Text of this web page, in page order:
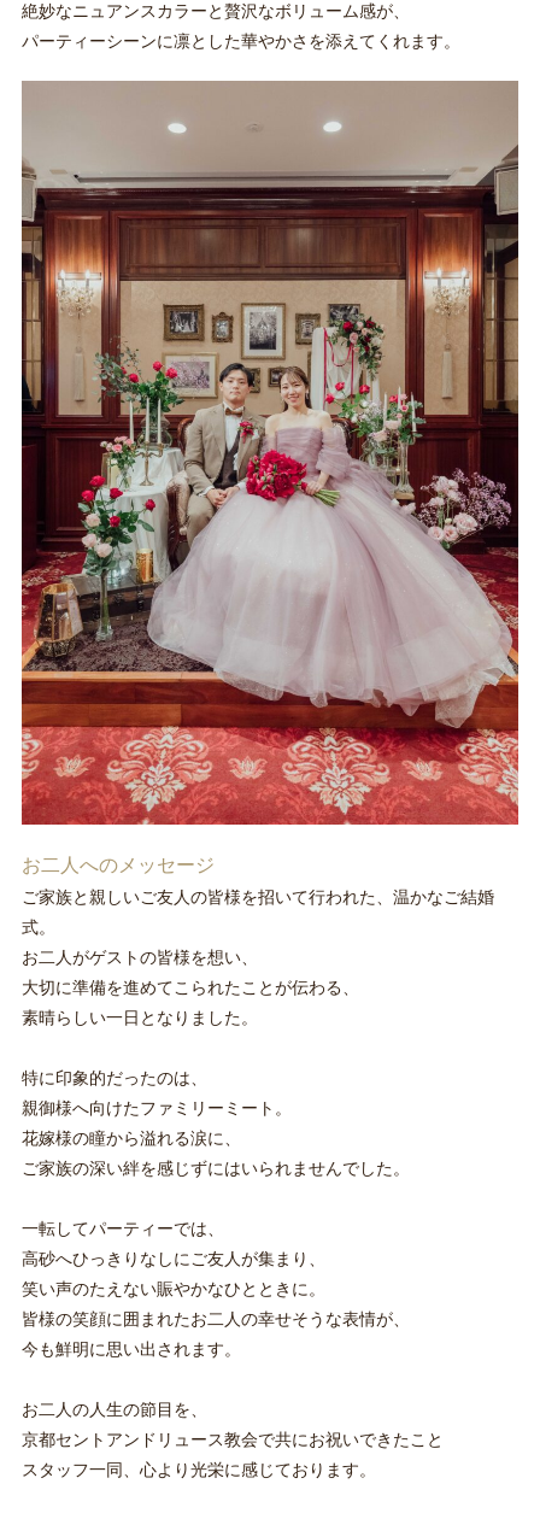
絶妙なニュアンスカラーと贅沢なボリューム感が、
パーティーシーンに凛とした華やかさを添えてくれます。
お二人へのメッセージ
ご家族と親しいご友人の皆様を招いて行われた、温かなご結婚
式。
お二人がゲストの皆様を想い、
大切に準備を進めてこられたことが伝わる、
素晴らしい一日となりました。
特に印象的だったのは、
親御様へ向けたファミリーミート。
花嫁様の瞳から溢れる涙に、
ご家族の深い絆を感じずにはいられませんでした。
一転してパーティーでは、
高砂へひっきりなしにご友人が集まり、
笑い声のたえない賑やかなひとときに。
皆様の笑顔に囲まれたお二人の幸せそうな表情が、
今も鮮明に思い出されます。
お二人の人生の節目を、
京都セントアンドリュース教会で共にお祝いできたこと
スタッフ一同、心より光栄に感じております。